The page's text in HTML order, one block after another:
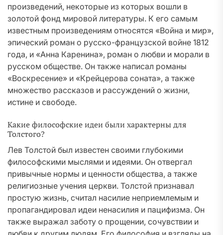
произведений, некоторые из которых вошли в
золотой фонд мировой литературы. К его самым
известным произведениям относятся «Война и мир»,
эпический роман о русско-французской войне 1812
года, и «Анна Каренина», роман о любви и морали в
русском обществе. Он также написал романы
«Воскресение» и «Крейцерова соната», а также
множество рассказов и рассуждений о жизни,
истине и свободе.
Какие философские идеи были характерны для
Толстого?
Лев Толстой был известен своими глубокими
философскими мыслями и идеями. Он отвергал
привычные нормы и ценности общества, а также
религиозные учения церкви. Толстой признавал
простую жизнь, считал насилие неприемлемым и
пропагандировал идеи ненасилия и пацифизма. Он
также выражал заботу о прощении, сочувствии и